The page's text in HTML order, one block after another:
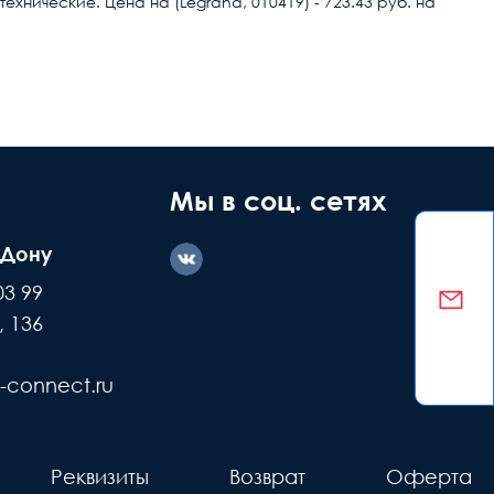
детали +
Делаем обмен
99
136
connect.ru
Мы в соц. сетях
Реквизиты Возврат Оферта